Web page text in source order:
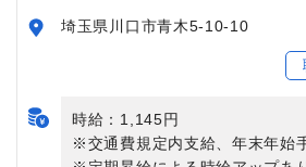
埼玉県川口市青木5-10-10
時給：1,145円
※交通費規定内支給、年末年始